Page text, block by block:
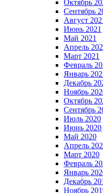
Октябрь
Сентябрь
Август
Июнь 2021
Май 2021
Апрель
Март 2021
Февраль
Январь
Декабрь
Ноябрь
Октябрь
Сентябрь
Июль 2020
Июнь 2020
Май 2020
Апрель
Март 2020
Февраль
Январь
Декабрь
Ноябрь